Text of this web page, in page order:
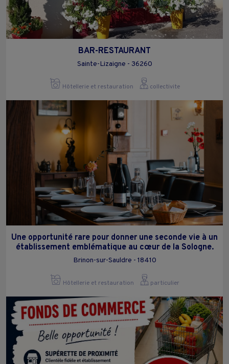
BAR-RESTAURANT
Sainte-Lizaigne - 36260
Hôtellerie et restauration collectivite
Une opportunité rare pour donner une seconde vie à un
établissement emblématique au cœur de la Sologne.
Brinon-sur-Sauldre - 18410
Hôtellerie et restauration particulier